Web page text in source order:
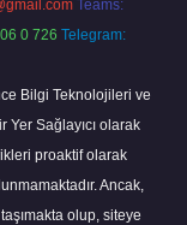
Teams:
0 726 Telegram:
Bilgi Teknolojileri ve
Yer Sağlayıcı olarak
proaktif olarak
Ancak,
olup, siteye